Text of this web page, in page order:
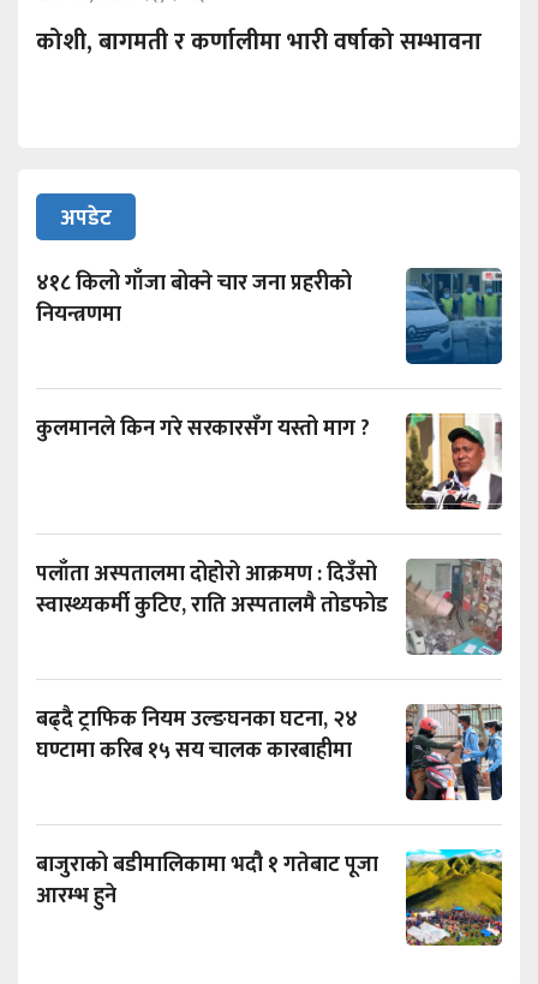
कोशी, बागमती र कर्णालीमा भारी वर्षाको सम्भावना
अपडेट
४१८ किलो गाँजा बोक्ने चार जना प्रहरीको
नियन्त्रणमा
कुलमानले किन गरे सरकारसँग यस्तो माग ?
पलाँता अस्पतालमा दोहोरो आक्रमण : दिउँसो
स्वास्थ्यकर्मी कुटिए, राति अस्पतालमै तोडफोड
बढ्दै ट्राफिक नियम उल्ङघनका घटना, २४
घण्टामा करिब १५ सय चालक कारबाहीमा
बाजुराको बडीमालिकामा भदौ १ गतेबाट पूजा
आरम्भ हुने